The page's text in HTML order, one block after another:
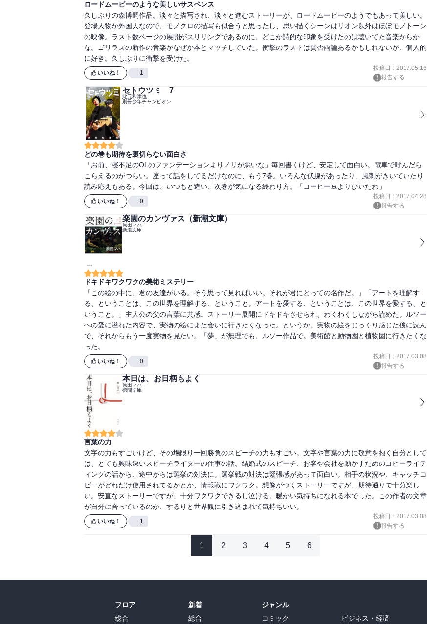
ロードムービーのような美しいサスペンス
久しぶりの森博嗣作品。淡々と描写され、淡々と進むストーリーが、ロードムービーのようでもあって美しい。
登場人物が外国人なので、モノクロの描写も似合うと思ったし、思い描くシーンはリオン以外はほぼモノトーン
の映像。ラスト数ページの展開がスリリングであるのに、どこか詩的な印象を受けたのは聴いてた音楽からか
な。ゴリラズの新作の音楽がなぜか本とマッチしていた。衝撃のラストは賛否両論あるかもしれないが、個人的
に好き。久しぶりに衝撃を受けた。
いいね！ 1
投稿日 : 2017.05.16
報告する
セトウツミ 7
此元和津也
別冊少年チャンピオン
どの巻も期待を裏切らない面白さ
「お前、寝不足のOLのファンデーションよりノリが悪いな」毎回書くけど、安定して面白い。電車で呼んだら
こらえるのがつらい。座って話をしてるだけなのに、もう7巻。いろんな伏線があったり、風刺がきいていたり
読み応えもある。今回は、いつもと違い、次巻が気になる終わり方。「コーヒー豆よりひいたわ」
いいね！ 0
投稿日 : 2017.04.28
報告する
楽園のカンヴァス（新潮文庫）
原田マハ
新潮文庫
ドキドキワクワクの美術ミステリー
「この絵の中に、君の友達がいる。そう思って見ればいい。それが君にとっての名作だ。」「アートを理解す
る、ということは、この世界を理解する、ということ。アートを愛する、ということは、この世界を愛する、と
いうこと。」主人公の父の言葉に共感。ストーリー展開にドキドキさせられ、わくわくしながら読めた。ルソー
への愛に溢れた内容で、実物の絵にまた会いに行きたくなった。というか、実物の絵をじっくり感じた後に読ん
で、それからもう一度実物を見たい。「夢」が無理でも、ルソー作品で。美術館と動物園と植物園に行きたくな
った。
いいね！ 0
投稿日 : 2017.03.08
報告する
本日は、お日柄もよく
原田マハ
徳間文庫
言葉の力
文字の力もすごいけど、その場限り一回勝負のスピーチの力もすごい。文字や言葉の力に敬意を抱く自分として
は、とても興味深いスピーチライターの仕事の話。結婚式のスピーチ、お客や会社を動かすためのコピーライテ
ィングの話から、途中からは選挙の対決に。選挙戦の対決は緊張感があって面白い。相手の状況や、キャッチコ
ピーがどれだけ使用されてるかとか、情報戦にワクワク。想像がつくストーリーですが、期待通りで十分楽し
い。安直なストーリーですが、十分ワクワクできるし泣ける。暖かい気持ちになれる本でした。この作者の文章
が自分に合っているのか、するりと世界観に引き込まれて気持ちいい。
いいね！ 1
投稿日 : 2017.03.08
報告する
1 2 3 4 5 6
フロア
総合
新着
総合
ジャンル
コミック
ビジネス・経済